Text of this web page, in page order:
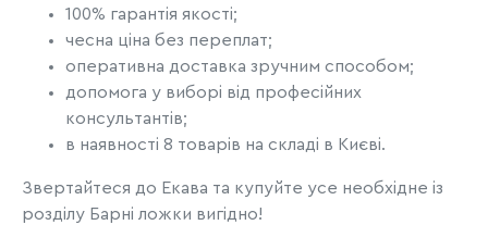
100% гарантія якості;
чесна ціна без переплат;
оперативна доставка зручним способом;
допомога у виборі від професійних
консультантів;
в наявності 8 товарів на складі в Києві.
Звертайтеся до Екава та купуйте усе необхідне із
розділу Барні ложки вигідно!